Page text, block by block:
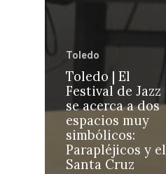
Toledo
Toledo | El
Festival de Jazz
se acerca a dos
espacios muy
simbólicos:
Parapléjicos y el
Santa Cruz